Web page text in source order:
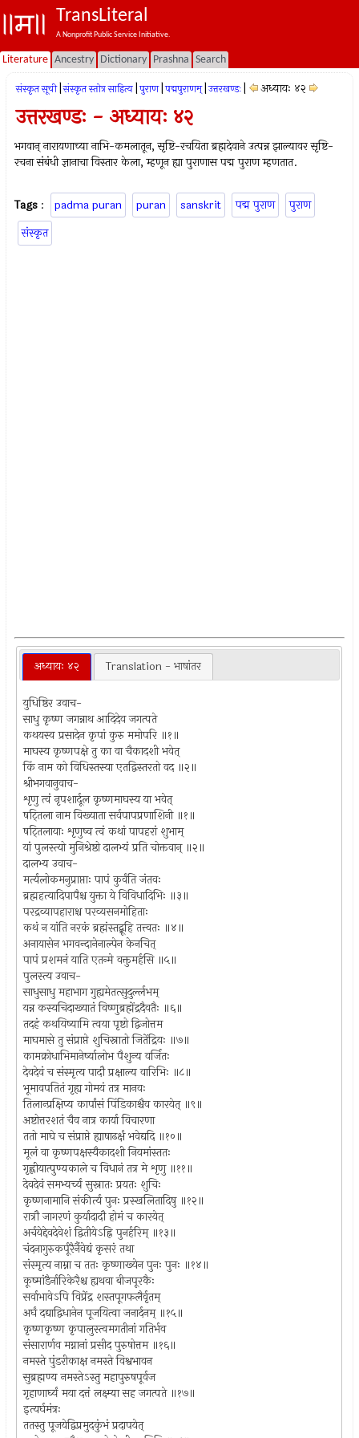
TransLiteral
A Nonprofit Public Service Initiative.
Literature Ancestry Dictionary Prashna Search
संस्कृत सूची संस्कृत स्तोत्र साहित्य पुराण पद्मपुराणम् उत्तरखण्डः अध्यायः ४२
उत्तरखण्डः - अध्यायः ४२
भगवान् नारायणाच्या नाभि-कमलातून, सृष्टि-रचयिता ब्रह्मदेवाने उत्पन्न झाल्यावर सृष्टि-
रचना संबंधी ज्ञानाचा विस्तार केला, म्हणून ह्या पुराणास पद्म पुराण म्हणतात.
Tags : padma puran puran sanskrit पद्म पुराण
पुराण
संस्कृत
अध्यायः ४२ Translation - भाषांतर
युधिष्ठिर उवाच-
साधु कृष्ण जगन्नाथ आदिदेव जगत्पते
कथयस्व प्रसादेन कृपां कुरु ममोपरि ॥१॥
माघस्य कृष्णपक्षे तु का वा चैकादशी भवेत्
किं नाम को विधिस्तस्या एतद्विस्तरतो वद ॥२॥
श्रीभगवानुवाच-
शृणु त्वं नृपशार्दूल कृष्णमाघस्य या भवेत्
षट्तिला नाम विख्याता सर्वपापप्रणाशिनी ॥१॥
षट्तिलायाः शृणुष्व त्वं कथां पापहरां शुभाम्
यां पुलस्त्यो मुनिश्रेष्ठो दालभ्यं प्रति चोक्तवान् ॥२॥
दालभ्य उवाच-
मर्त्यलोकमनुप्राप्ताः पापं कुर्वंति जंतवः
ब्रह्महत्यादिपापैश्च युक्ता ये विविधादिभिः ॥३॥
परद्रव्यापहाराश्च परव्यसनमोहिताः
कथं न यांति नरकं ब्रह्मंस्तद्ब्रूहि तत्त्वतः ॥४॥
अनायासेन भगवन्दानेनाल्पेन केनचित्
पापं प्रशमनं याति एतन्मे वक्तुमर्हसि ॥५॥
पुलस्त्य उवाच-
साधुसाधु महाभाग गुह्यमेतत्सुदुर्ल्लभम्
यन्न कस्यचिदाख्यातं विष्णुब्रह्मेंद्रदैवतैः ॥६॥
तदहं कथयिष्यामि त्वया पृष्टो द्विजोत्तम
माघमासे तु संप्राप्ते शुचिस्नातो जितेंद्रियः ॥७॥
कामक्रोधाभिमानेर्ष्यालोभ पैशुन्य वर्जितः
देवदेवं च संस्मृत्य पादौ प्रक्षाल्य वारिभिः ॥८॥
भूमावपतितं गृह्य गोमयं तत्र मानवः
तिलान्प्रक्षिप्य कार्पांसं पिंडिकाश्चैव कारयेत् ॥९॥
अष्टोत्तरशतं चैव नात्र कार्या विचारणा
ततो माघे च संप्राप्ते ह्याषाढर्क्षं भवेद्यदि ॥१०॥
मूलं वा कृष्णपक्षस्यैकादशी नियमांस्ततः
गृह्णीयात्पुण्यकाले च विधानं तत्र मे शृणु ॥११॥
देवदेवं समभ्यर्च्य सुस्नातः प्रयतः शुचिः
कृष्णनामानि संकीर्त्य पुनः प्रस्खलितादिषु ॥१२॥
रात्रौ जागरणं कुर्यादादौ होमं च कारयेत्
अर्चयेद्देवदेवेशं द्वितीयेऽह्नि पुनर्हरिम् ॥१३॥
चंदनागुरुकर्पूरैर्नैवेद्यं कृसरं तथा
संस्मृत्य नाम्ना च ततः कृष्णाख्येन पुनः पुनः ॥१४॥
कूष्मांडैर्नारिकेरैश्च ह्यथवा बीजपूरकैः
सर्वाभावेऽपि विप्रेंद्र शस्तपूगफलैर्वृतम्
अर्घं दद्याद्विधानेन पूजयित्वा जनार्दनम् ॥१५॥
कृष्णकृष्ण कृपालुस्त्वमगतीनां गतिर्भव
संसारार्णव मग्नानां प्रसीद पुरुषोत्तम ॥१६॥
नमस्ते पुंडरीकाक्ष नमस्ते विश्वभावन
सुब्रह्मण्य नमस्तेऽस्तु महापुरुषपूर्वज
गृहाणार्घ्यं मया दत्तं लक्ष्म्या सह जगत्पते ॥१७॥
इत्यर्घमंत्रः
ततस्तु पूजयेद्विप्रमुदकुंभं प्रदापयेत्